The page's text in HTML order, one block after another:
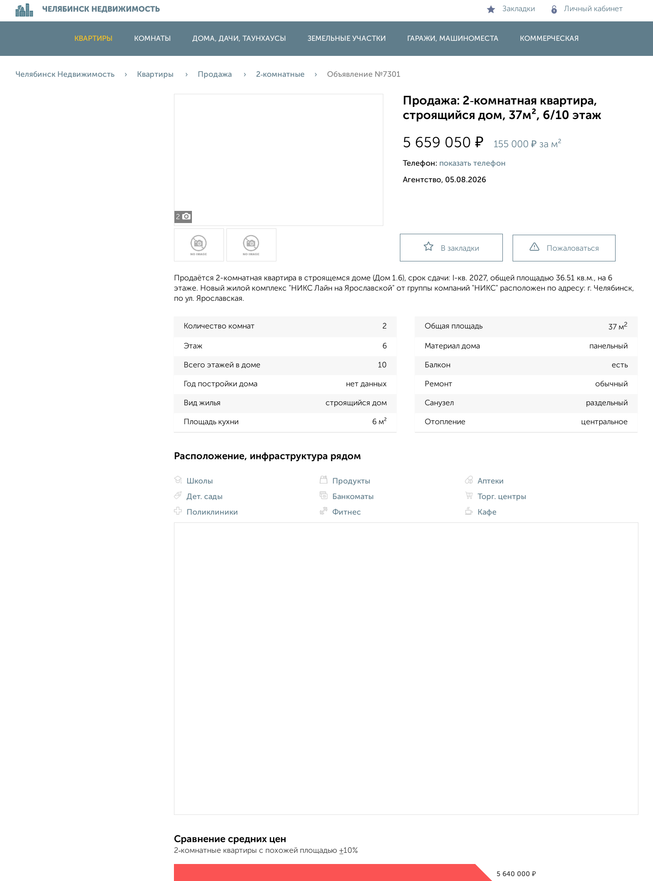
ЧЕЛЯБИНСК НЕДВИЖИМОСТЬ Закладки Личный кабинет
КВАРТИРЫ КОМНАТЫ ДОМА, ДАЧИ, ТАУНХАУСЫ ЗЕМЕЛЬНЫЕ УЧАСТКИ ГАРАЖИ, МАШИНОМЕСТА КОММЕРЧЕСКАЯ
Челябинск Недвижимость Квартиры Продажа 2‑комнатные Объявление №7301
2
Продажа: 2‑комнатная квартира,
строящийся дом, 37м², 6/10 этаж
5 659 050₽ 155 000₽ за м²
Телефон: показать телефон
Агентство, 05.08.2026
В закладки Пожаловаться
Продаётся 2-комнатная квартира в строящемся доме (Дом 1.6), срок сдачи: I-кв. 2027, общей площадью 36.51 кв.м., на 6
этаже. Новый жилой комплекс "НИКС Лайн на Ярославской" от группы компаний "НИКС" расположен по адресу: г. Челябинск,
по ул. Ярославская.
Количество комнат 2 Общая площадь 37 м2
Этаж 6 Материал дома панельный
Всего этажей в доме 10 Балкон есть
Год постройки дома нет данных Ремонт обычный
Вид жилья строящийся дом Санузел раздельный
Площадь кухни 6 м² Отопление центральное
Расположение, инфраструктура рядом
Школы
Дет. сады
Поликлиники
Продукты
Банкоматы
Фитнес
Аптеки
Торг. центры
Кафе
Сравнение средних цен
2‑комнатные квартиры с похожей площадью ±10%
5 640 000₽